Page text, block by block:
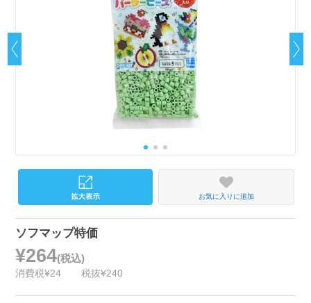
お気に入りに追加
ソフマップ特価
¥264(税込)
消費税¥24 税抜¥240